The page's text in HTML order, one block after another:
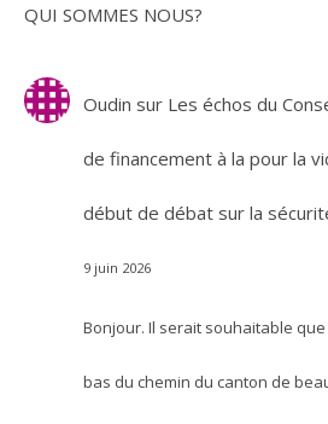
QUI SOMMES NOUS?
Oudin sur Les échos du
de financement à la pour la
début de débat sur la
9 juin 2026
Bonjour. Il serait souhaitable
bas du chemin du canton de